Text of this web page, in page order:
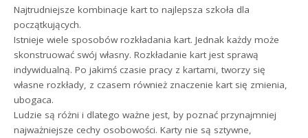
Najtrudniejsze kombinacje kart to najlepsza szkoła dla
początkujących.
Istnieje wiele sposobów rozkładania kart. Jednak każdy może
skonstruować swój własny. Rozkładanie kart jest sprawą
indywidualną. Po jakimś czasie pracy z kartami, tworzy się
własne rozkłady, z czasem również znaczenie kart się zmienia,
ubogaca.
Ludzie są różni i dlatego ważne jest, by poznać przynajmniej
najważniejsze cechy osobowości. Karty nie są sztywne,